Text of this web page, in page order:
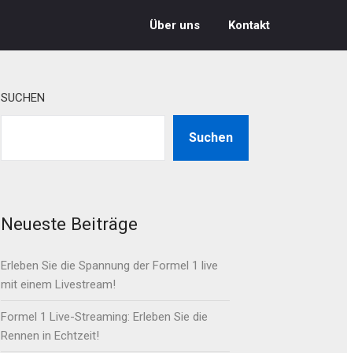
Über uns Kontakt
SUCHEN
Suchen
Neueste Beiträge
Erleben Sie die Spannung der Formel 1 live
mit einem Livestream!
Formel 1 Live-Streaming: Erleben Sie die
Rennen in Echtzeit!